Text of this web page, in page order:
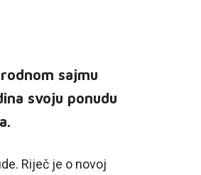
sajmu
svoju ponudu
Riječ je o novoj